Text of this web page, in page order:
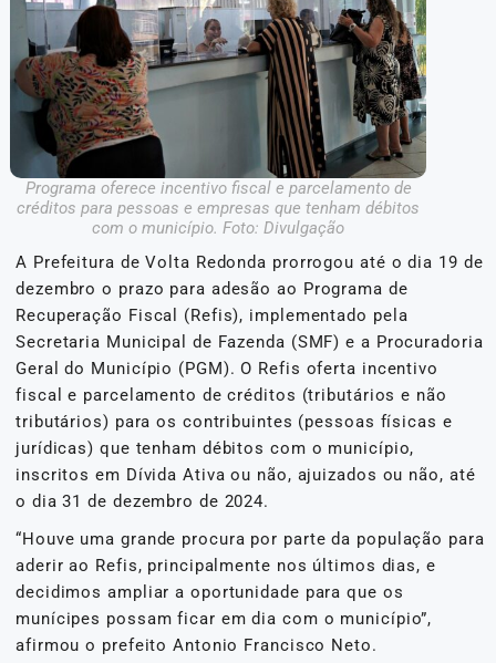
Programa oferece incentivo fiscal e parcelamento de
créditos para pessoas e empresas que tenham débitos
com o município. Foto: Divulgação
A Prefeitura de Volta Redonda prorrogou até o dia 19 de
dezembro o prazo para adesão ao Programa de
Recuperação Fiscal (Refis), implementado pela
Secretaria Municipal de Fazenda (SMF) e a Procuradoria
Geral do Município (PGM). O Refis oferta incentivo
fiscal e parcelamento de créditos (tributários e não
tributários) para os contribuintes (pessoas físicas e
jurídicas) que tenham débitos com o município,
inscritos em Dívida Ativa ou não, ajuizados ou não, até
o dia 31 de dezembro de 2024.
“Houve uma grande procura por parte da população para
aderir ao Refis, principalmente nos últimos dias, e
decidimos ampliar a oportunidade para que os
munícipes possam ficar em dia com o município”,
afirmou o prefeito Antonio Francisco Neto.